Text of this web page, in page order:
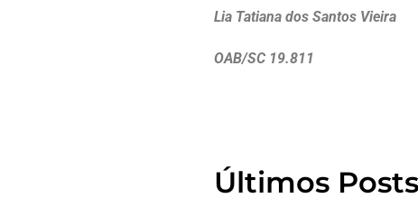
Lia Tatiana dos Santos Vieira
OAB/SC 19.811
Últimos Posts